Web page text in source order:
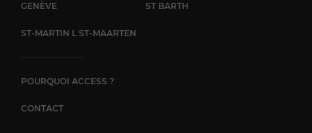
GENÈVE ST BARTH
ST-MARTIN L ST-MAARTEN
POURQUOI ACCESS ?
CONTACT